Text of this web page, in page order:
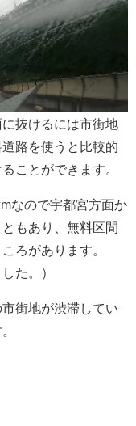
抜けるには市街地
路を使うと比較的
ことができます。
なので宇都宮方面か
もあり、無料区間
ろがあります。
た。）
街地が渋滞してい